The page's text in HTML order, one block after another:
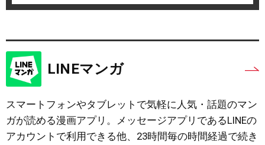
LINEマンガ
スマートフォンやタブレットで気軽に人気・話題のマン
ガが読める漫画アプリ。メッセージアプリであるLINEの
アカウントで利用できる他、23時間毎の時間経過で続き